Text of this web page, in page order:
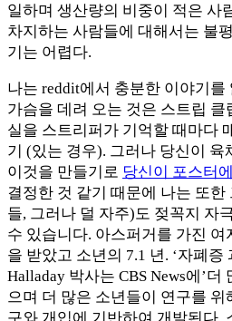
일하며 생산량의 비중이 적은 사
차지하는 사람들에 대해서는 불
기는 어렵다.
나는 reddit에서 충분한 이야기를
가슴을 데려 오는 것은 스트립
실을 스트리퍼가 기억할 때마다
기 (있는 경우). 그러나 당신이 육
이것을 만들기로 당신이 포스터
결정한 것 같기 때문에 나는 또한
들, 그러나 덜 자주)도 젖꼭지 자
수 있습니다. 아스퍼거를 가진
을 받았고 소년의 7.1 년. ‘자폐
Halladay 박사는 CBS News에’
으며 더 많은 소년들이 연구를 위